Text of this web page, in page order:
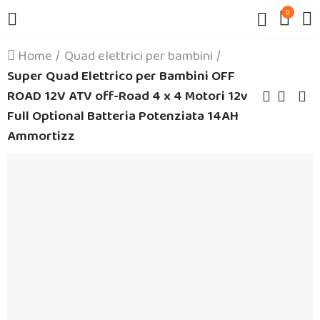
0
Home
Quad elettrici per bambini
Super Quad Elettrico per Bambini OFF
ROAD 12V ATV off-Road 4 x 4 Motori 12v
Full Optional Batteria Potenziata 14AH
Ammortizz